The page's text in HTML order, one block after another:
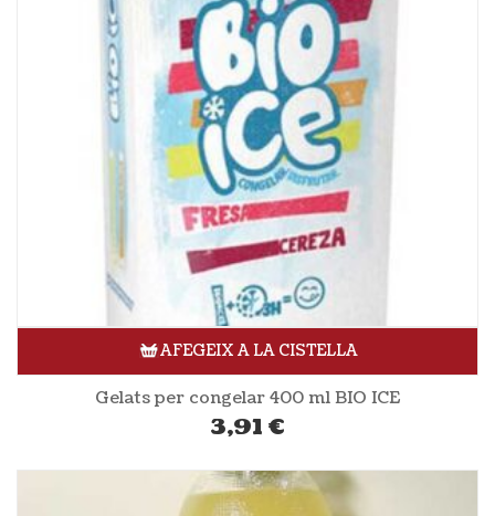
AFEGEIX A LA CISTELLA
Gelats per congelar 400 ml BIO ICE
3,91 €